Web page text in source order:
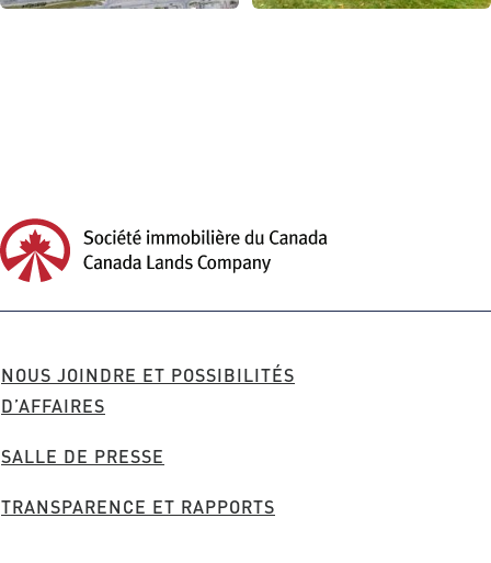
Société immobilière du Canada Homepage
Société
FOOTER
MENU
NOUS JOINDRE ET POSSIBILITÉS
D’AFFAIRES
SALLE DE PRESSE
TRANSPARENCE ET RAPPORTS